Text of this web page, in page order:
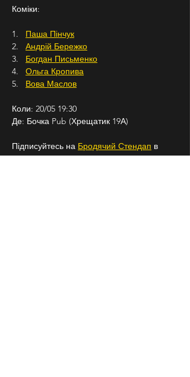
Коміки:
1. Паша Пінчук
2. Андрій Бережко
3. Богдан Письменко
4. Ольга Кропива
5. Вова Маслов
Коли: 20/05 19:30
Де: Бочка Pub (Хрещатик 19А)
Підписуйтесь на Бродячий Стендап в
Instagram, щоб знати про всі наші заходи